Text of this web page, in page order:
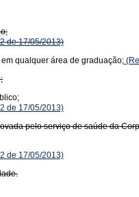
de 17/05/2013)
qualquer área de graduação;
de 17/05/2013)
pelo serviço de saúde da
de 17/05/2013)